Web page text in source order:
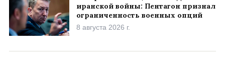
иранской войны: Пентагон признал
ограниченность военных опций
8 августа 2026 г.